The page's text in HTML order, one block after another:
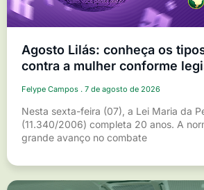
Agosto Lilás: conheça os
contra a mulher conforme
Felype Campos 7 de agosto de 2026
Nesta sexta-feira (07), a Lei Maria da
(11.340/2006) completa 20 anos. A
grande avanço no combate